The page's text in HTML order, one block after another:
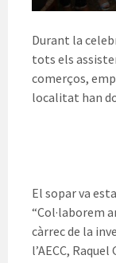
Durant la
tots els
comerços,
localitat han
El sopar va
“Col·laborem
càrrec de la
l’AECC,